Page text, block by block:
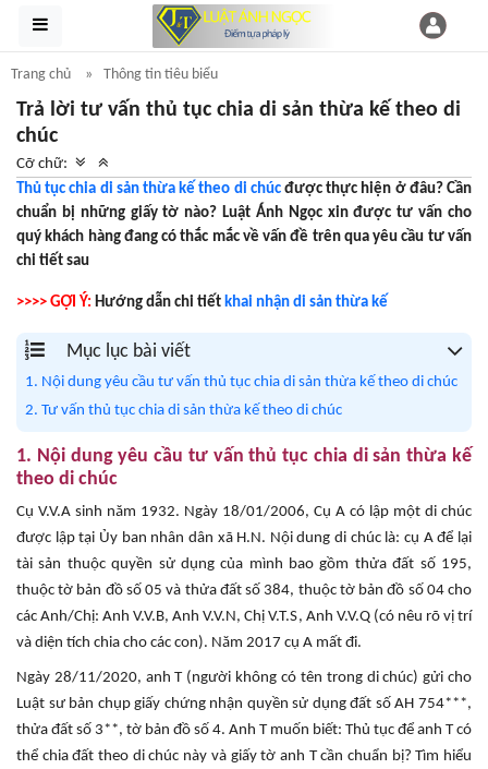
Trang chủ Thông tin tiêu biểu
Trả lời tư vấn thủ tục chia di sản thừa kế theo di
chúc
Cỡ chữ:
Thủ tục chia di sản thừa kế theo di chúcđược thực hiện ở đâu? Cần
chuẩn bị những giấy tờ nào? Luật Ánh Ngọc xin được tư vấn cho
quý khách hàng đang có thắc mắc về vấn đề trên qua yêu cầu tư vấn
chi tiết sau
>>>> GỢI Ý: Hướng dẫn chi tiết khai nhận di sản thừa kế
Mục lục bài viết
1. Nội dung yêu cầu tư vấn thủ tục chia di sản thừa kế theo di chúc
2. Tư vấn thủ tục chia di sản thừa kế theo di chúc
1. Nội dung yêu cầu tư vấn thủ tục chia di sản thừa kế
theo di chúc
Cụ V.V.A sinh năm 1932. Ngày 18/01/2006, Cụ A có lập một di chúc
được lập tại Ủy ban nhân dân xã H.N. Nội dung di chúc là: cụ A để lại
tài sản thuộc quyền sử dụng của mình bao gồm thửa đất số 195,
thuộc tờ bản đồ số 05 và thửa đất số 384, thuộc tờ bản đồ số 04 cho
các Anh/Chị: Anh V.V.B, Anh V.V.N, Chị V.T.S, Anh V.V.Q (có nêu rõ vị trí
và diện tích chia cho các con). Năm 2017 cụ A mất đi.
Ngày 28/11/2020, anh T (người không có tên trong di chúc) gửi cho
Luật sư bản chụp giấy chứng nhận quyền sử dụng đất số AH 754***,
thửa đất số 3**, tờ bản đồ số 4. Anh T muốn biết: Thủ tục để anh T có
thể chia đất theo di chúc này và giấy tờ anh T cần chuẩn bị? Tìm hiểu